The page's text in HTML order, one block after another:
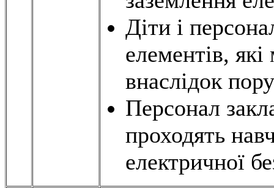
Діти і
елементів,
внаслідок
Персонал
проходять
електричної